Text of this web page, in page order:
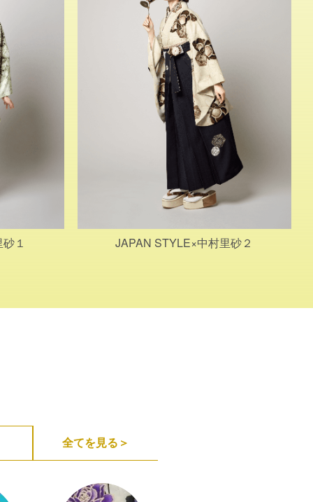
１ JAPAN STYLE×中村里砂２
全てを見る＞